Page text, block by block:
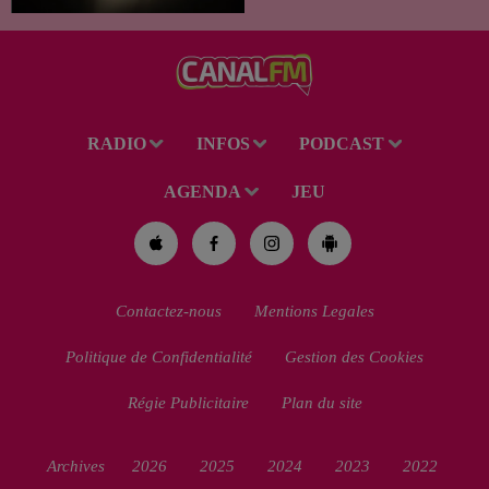
RADIO INFOS PODCAST
AGENDA JEU
Contactez-nous Mentions Legales
Politique de Confidentialité Gestion des Cookies
Régie Publicitaire Plan du site
Archives 2026 2025 2024 2023 2022